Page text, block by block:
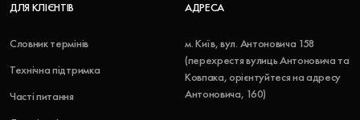
ДЛЯ КЛІЄНТІВ
Словник термінів
Технічна підтримка
Часті питання
АДРЕСА
м. Київ, вул. Антоновича 158
(перехрестя вулиць Антоновича та
Ковпака, орієнтуйтеся на адресу
Антоновича, 160)